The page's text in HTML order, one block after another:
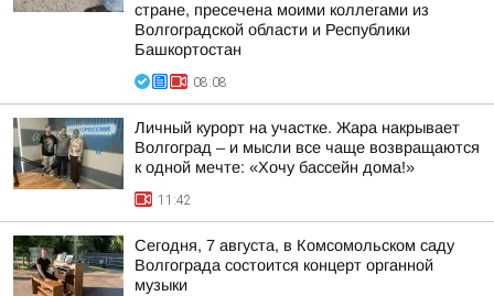
стране, пресечена моими коллегами из
Волгоградской области и Республики
Башкортостан
08:08
Личный курорт на участке. Жара накрывает
Волгоград – и мысли все чаще возвращаются
к одной мечте: «Хочу бассейн дома!»
11:42
Сегодня, 7 августа, в Комсомольском саду
Волгограда состоится концерт органной
музыки